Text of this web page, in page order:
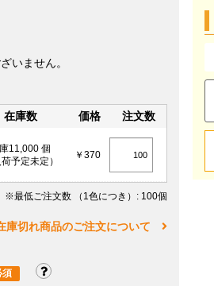
いません。
在庫数 価格 注文数
11,000 個
荷予定未定）
￥370
※最低ご注文数 （1色につき） : 100個
庫切れ商品のご注文について